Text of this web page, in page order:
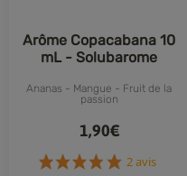
Arôme Copacabana 10
mL - Solubarome
Ananas - Mangue - Fruit de la
passion
1,90€